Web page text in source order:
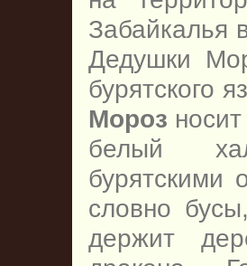
Забайкалья
Дедушки
бурятского
Мороз
белый
бурятскими
словно
держит